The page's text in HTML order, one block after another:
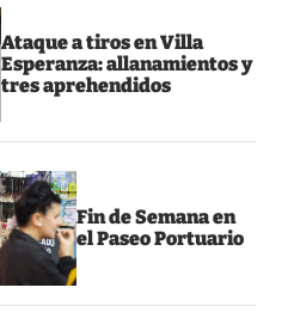
Ataque a tiros en Villa
Esperanza: allanamientos y
tres aprehendidos
Fin de Semana en
el Paseo Portuario